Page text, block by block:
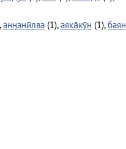
анӈанӣлва(1),аяка̄кӯн (1),баян